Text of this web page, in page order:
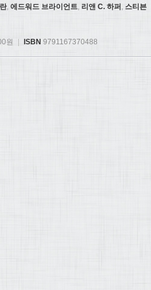
, 에드워드 브라이언트, 리앤 C. 하퍼 , 스티븐
원 | ISBN 9791167370488